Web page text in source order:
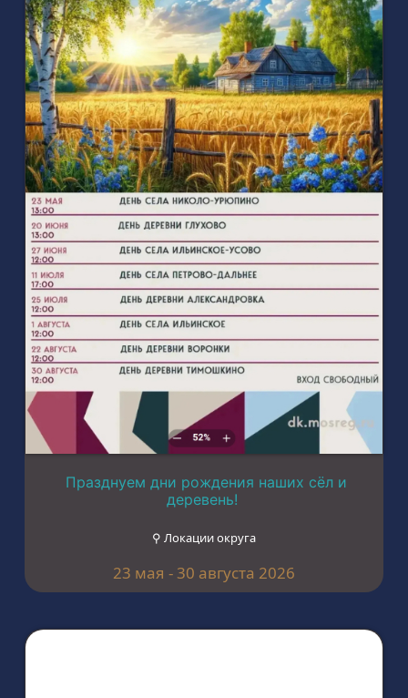
Празднуем дни рождения наших сёл и
деревень!
⚲ Локации округа
23 мая - 30 августа 2026